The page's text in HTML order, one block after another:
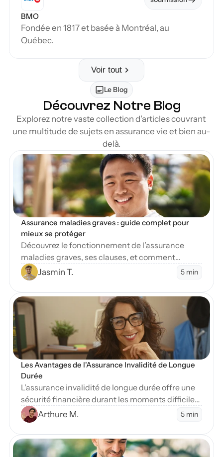
BMO
Fondée en 1817 et basée à Montréal, au
Québec.
Voir tout
Le Blog
Découvrez Notre Blog
Explorez notre vaste collection d'articles couvrant
une multitude de sujets en assurance vie et bien au-
delà.
Blog
Assurance maladies graves : guide complet pour
mieux se protéger
Découvrez le fonctionnement de l’assurance
maladies graves, ses clauses, et comment
protéger vos finances en cas de diagnostic
sévère.
Jasmin T. 5 min
Blog
Les Avantages de l'Assurance Invalidité de Longue
Durée
L'assurance invalidité de longue durée offre une
sécurité financière durant les moments difficiles.
Apprenez-en plus sur ses nombreux avantages
essentiels.
Arthure M. 5 min
Blog